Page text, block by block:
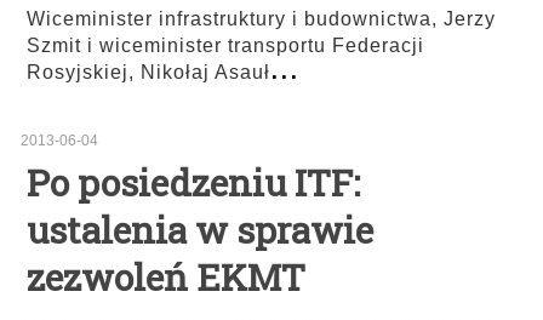
Wiceminister infrastruktury i budownictwa, Jerzy
Szmit i wiceminister transportu Federacji
Rosyjskiej, Nikołaj Asauł...
2013-06-04
Po posiedzeniu ITF:
ustalenia w sprawie
zezwoleń EKMT